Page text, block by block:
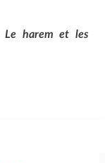
Le harem et les